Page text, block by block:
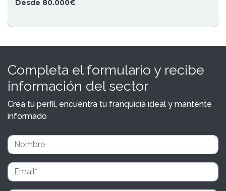
Desde 80.000€
Completa el formulario y recibe
información del sector
Crea tu perfil, encuentra tu franquicia ideal y mantente
informado